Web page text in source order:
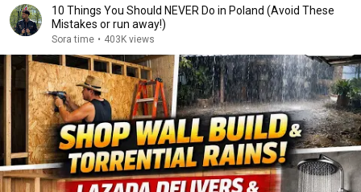
10 Things You Should NEVER Do in Poland (Avoid These
Mistakes or run away!)
Sora time • 403K views